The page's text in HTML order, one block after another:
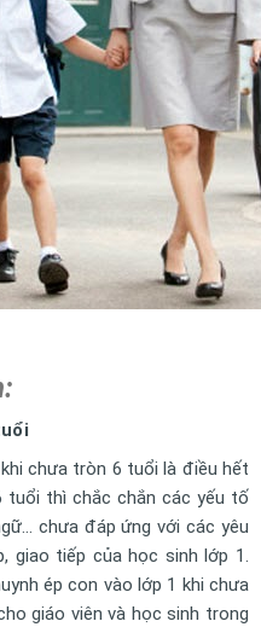
chưa tròn 6 tuổi là điều hết
tuổi thì chắc chắn các yếu tố
chưa đáp ứng với các yêu
giao tiếp của học sinh lớp 1.
ép con vào lớp 1 khi chưa
giáo viên và học sinh trong